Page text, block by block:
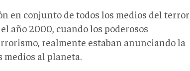
en conjunto de todos los medios del terror
año 2000, cuando los poderosos
realmente estaban anunciando la
al planeta.